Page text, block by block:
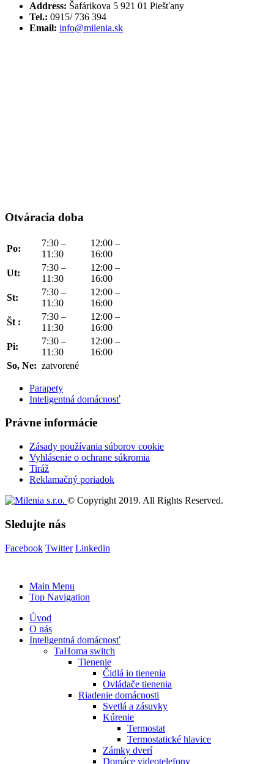
Address: Šafárikova 5 921 01 Piešťany
Tel.: 0915/ 736 394
Email: info@milenia.sk
Otváracia doba
Po:
7:30 –
11:30
12:00 –
16:00
Ut:
7:30 –
11:30
12:00 –
16:00
St:
7:30 –
11:30
12:00 –
16:00
Št :
7:30 –
11:30
12:00 –
16:00
Pi:
7:30 –
11:30
12:00 –
16:00
So, Ne: zatvorené
Parapety
Inteligentná domácnosť
Právne informácie
Zásady používania súborov cookie
Vyhlásenie o ochrane súkromia
Tiráž
Reklamačný poriadok
© Copyright 2019. All Rights Reserved.
Sledujte nás
Facebook Twitter Linkedin
Main Menu
Top Navigation
Úvod
O nás
Inteligentná domácnosť
TaHoma switch
Tienenie
Čidlá io tienenia
Ovládače tienenia
Riadenie domácnosti
Svetlá a zásuvky
Kúrenie
Termostat
Termostatické hlavice
Zámky dverí
Domáce videotelefony